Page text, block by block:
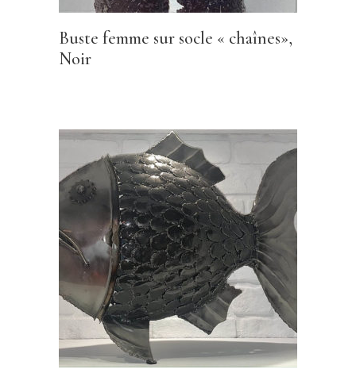
Buste femme sur socle « chaînes»,
Noir